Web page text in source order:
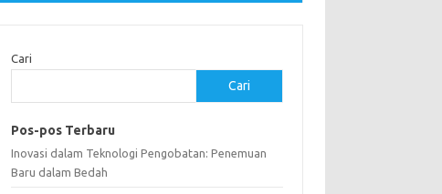
Cari
Cari
Pos-pos Terbaru
Inovasi dalam Teknologi Pengobatan: Penemuan
Baru dalam Bedah